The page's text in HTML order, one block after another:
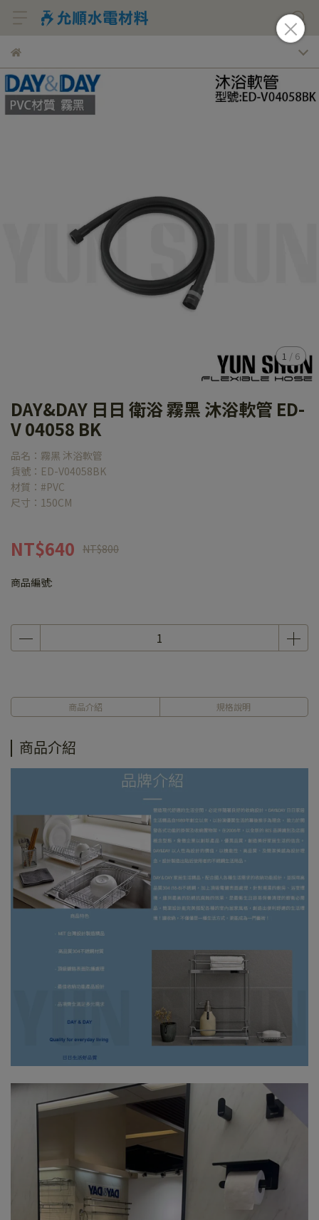
1 / 6
DAY&DAY 日日 衛浴 霧黑 沐浴軟管 ED-
V 04058 BK
品名：霧黑 沐浴軟管
貨號：ED-V04058BK
材質：#PVC
尺寸：150CM
NT$640 NT$800
商品編號:
商品介紹 規格說明
商品介紹